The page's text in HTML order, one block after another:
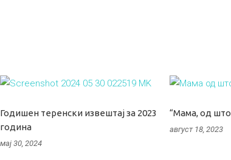
Годишен теренски извештај за 2023
година
мај 30, 2024
“Мамa, од
август 18, 2023